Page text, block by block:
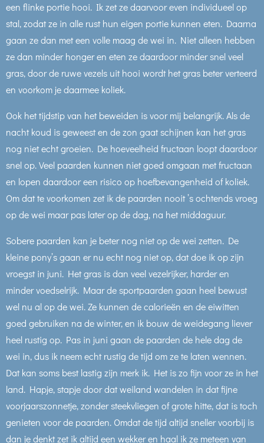
een flinke portie hooi. Ik zet ze daarvoor even individueel op
stal, zodat ze in alle rust hun eigen portie kunnen eten. Daarna
gaan ze dan met een volle maag de wei in. Niet alleen hebben
ze dan minder honger en eten ze daardoor minder snel veel
gras, door de ruwe vezels uit hooi wordt het gras beter verteerd
en voorkom je daarmee koliek.
Ook het tijdstip van het beweiden is voor mij belangrijk. Als de
nacht koud is geweest en de zon gaat schijnen kan het gras
nog niet echt groeien. De hoeveelheid fructaan loopt daardoor
snel op. Veel paarden kunnen niet goed omgaan met fructaan
en lopen daardoor een risico op hoefbevangenheid of koliek.
Om dat te voorkomen zet ik de paarden nooit ’s ochtends vroeg
op de wei maar pas later op de dag, na het middaguur.
Sobere paarden kan je beter nog niet op de wei zetten. De
kleine pony’s gaan er nu echt nog niet op, dat doe ik op zijn
vroegst in juni. Het gras is dan veel vezelrijker, harder en
minder voedselrijk. Maar de sportpaarden gaan heel bewust
wel nu al op de wei. Ze kunnen de calorieën en de eiwitten
goed gebruiken na de winter, en ik bouw de weidegang liever
heel rustig op. Pas in juni gaan de paarden de hele dag de
wei in, dus ik neem echt rustig de tijd om ze te laten wennen.
Dat kan soms best lastig zijn merk ik. Het is zo fijn voor ze in het
land. Hapje, stapje door dat weiland wandelen in dat fijne
voorjaarszonnetje, zonder steekvliegen of grote hitte, dat is toch
genieten voor de paarden. Omdat de tijd altijd sneller voorbij is
dan je denkt zet ik altijd een wekker en haal ik ze meteen van